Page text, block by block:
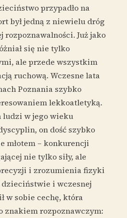
przypadło na
był jedną z niewielu dróg
rozpoznawalności. Już jako
się nie tylko
ale przede wszystkim
ruchową. Wczesne lata
Poznania szybko
lekkoatletyką.
ludzi w jego wieku
on dość szybko
młotem – konkurencji
nie tylko siły, ale
i zrozumienia fizyki
dzieciństwie i wczesnej
w sobie cechę, która
znakiem rozpoznawczym: